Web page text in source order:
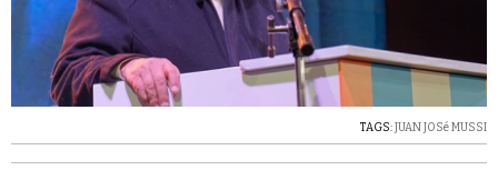
TAGS: JUAN JOSé MUSSI